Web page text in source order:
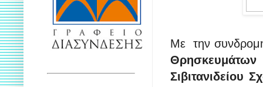
Με την
Θρησκευμάτων
Σιβιτανιδείου